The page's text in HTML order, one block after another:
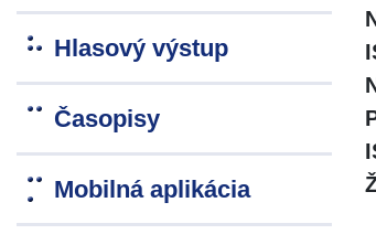
Hlasový výstup
Časopisy
Mobilná aplikácia